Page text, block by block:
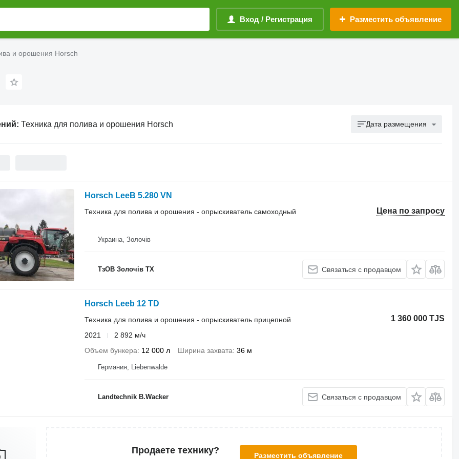
Вход / Регистрация Разместить объявление
и орошения Horsch
Техника для полива и орошения Horsch Дата размещения
Horsch LeeB 5.280 VN
Цена по запросу
Техника для полива и орошения - опрыскиватель самоходный
Украина, Золочів
ТзОВ Золочів ТХ Связаться с продавцом
Horsch Leeb 12 TD
1 360 000 TJS
Техника для полива и орошения - опрыскиватель прицепной
2021
2 892 м/ч
Объем бункера
12 000 л Ширина захвата 36 м
Германия, Liebenwalde
Landtechnik B.Wacker Связаться с продавцом
Продаете технику?
Разместить объявление